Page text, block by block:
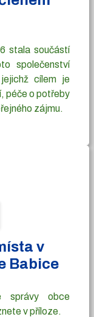
stala součástí
společenství
cílem je
péče o potřeby
zájmu.
v
Babice
správy obce
v příloze.